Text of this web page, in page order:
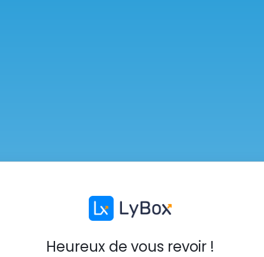
Heureux de vous revoir !